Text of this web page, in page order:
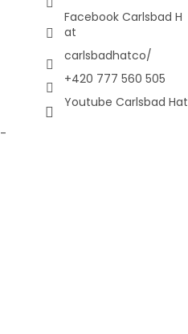
Facebook Carlsbad H
at
carlsbadhatco/
+420 777 560 505
Youtube Carlsbad Hat